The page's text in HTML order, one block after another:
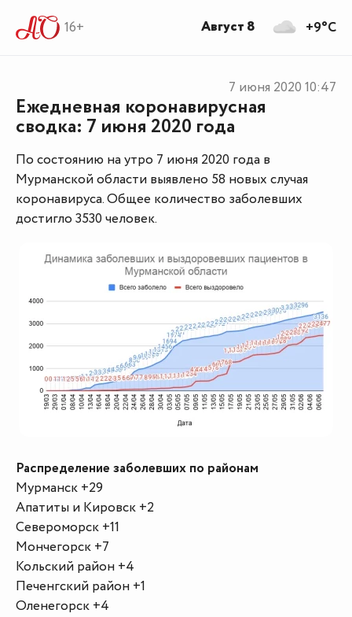
16+
Ежедневная коронавирусная
сводка: 7 июня 2020 года
7 июня 2020 10:47
По состоянию на утро 7 июня 2020 года в
Мурманской области выявлено 58 новых случая
коронавируса. Общее количество заболевших
достигло 3530 человек.
Распределение заболевших по районам
Мурманск +29
Апатиты и Кировск +2
Североморск +11
Мончегорск +7
Кольский район +4
Печенгский район +1
Оленегорск +4
+9°C
Август 8